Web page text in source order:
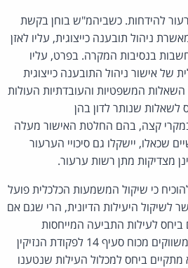
להידחות. כשביהמ"ש בוחן בקשת
ניהול תובענה כייצוגית, עליו לאזן
בנסיבות המקרה. בפרט, עליו
של אישור ניהול התובענה כייצוגית
המשפטיות והעובדתיות העולות
שנותר לדון בהן
קצה, בהם החלטת האישור מעלה
שכאלו, יישקלו גם סיכויי הערעור
מצדיקות מתן רשות ערעור.
כי שיקול המשמעות הכלכלית פועל
לשיקול היעילות הדיונית, הרי שגם אם
ביחס לעילות התביעה המייחסות
למבקשת אחריות למעשי המשווקים מכוח סעיף 14 לפקודת הנזיקין
ביחס למכלול העילות שנטענו